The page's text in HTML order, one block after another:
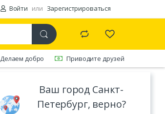
Войти или Зарегистрироваться
Ваш город Санкт-
Петербург, верно?
Делаем добро Приводите друзей